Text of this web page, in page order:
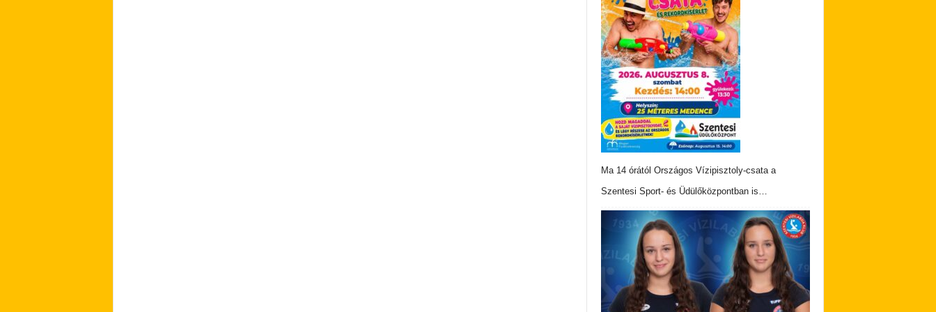
Ma 14 órától Országos Vízipisztoly-csata a
Szentesi Sport- és Üdülőközpontban is…